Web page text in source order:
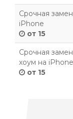
Срочная
iPhone
от 15
Срочная
хоум на iPhone
от 15